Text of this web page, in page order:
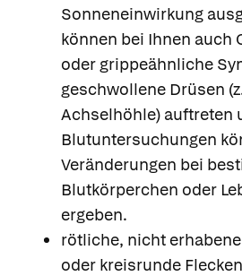
Sonneneinwirkung
können bei Ihnen auch
oder grippeähnliche
geschwollene Drüsen
Achselhöhle) auftreten
Blutuntersuchungen
Veränderungen bei
Blutkörperchen oder
ergeben.
rötliche, nicht
oder kreisrunde